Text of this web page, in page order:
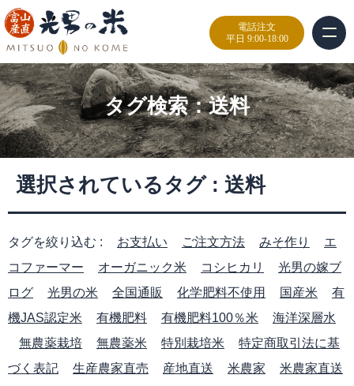
電話注文
平日 9:00-18:00
タグ検索：送料
選択されているタグ : 送料
タグを絞り込む : お支払い ご注文方法 みそ作り
エ
コファーマー
オーガニック米 コシヒカリ
光男の嫁ブ
ログ
光男の米 全国通販 化学肥料不使用 国産米
有
機JAS認定米
有機肥料 有機肥料100％米
海洋深層水
無農薬栽培
無農薬米 特別栽培米
特定商取引法に基
づく表記
生産農家直売 産地直送 米農家
米農家直送